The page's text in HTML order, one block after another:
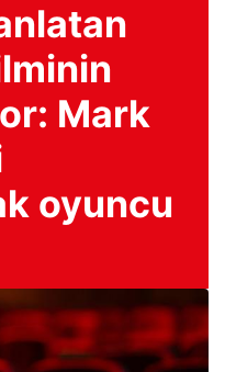
Mark
oyuncu